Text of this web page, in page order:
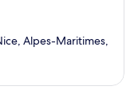
Alpes-Maritimes,